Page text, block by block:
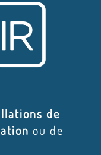
de
ou de